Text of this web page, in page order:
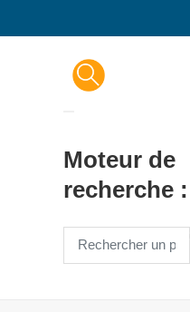
Moteur de
recherche :